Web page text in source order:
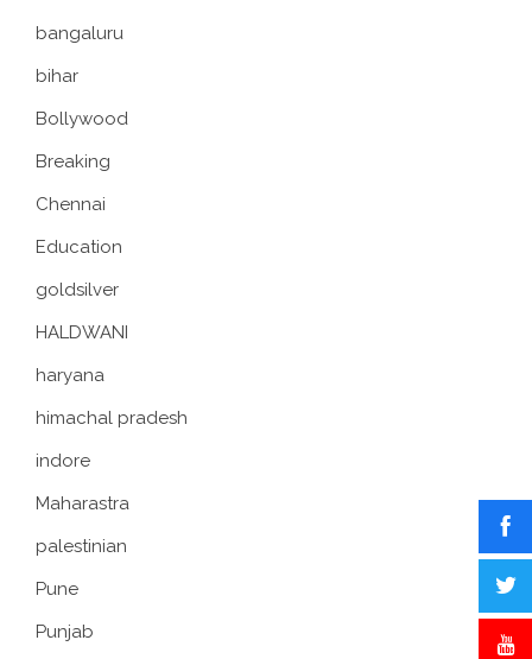
bangaluru
bihar
Bollywood
Breaking
Chennai
Education
goldsilver
HALDWANI
haryana
himachal pradesh
indore
Maharastra
palestinian
Pune
Punjab